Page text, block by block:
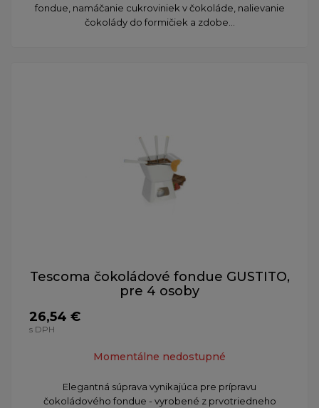
fondue, namáčanie cukroviniek v čokoláde, nalievanie
čokolády do formičiek a zdobe...
Tescoma čokoládové fondue GUSTITO,
pre 4 osoby
26,54 €
s DPH
Momentálne nedostupné
Elegantná súprava vynikajúca pre prípravu
čokoládového fondue - vyrobené z prvotriedneho